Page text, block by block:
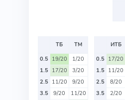
ТБ
ТМ
0.5 19/20
1/20
1.5 17/20
3/20
2.5 11/20
9/20
3.5
9/20
11/20
ИТБ
0.5 17/20
1.5 11/20
2.5
8/20
3.5
2/20